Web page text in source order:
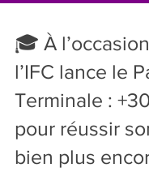
🎓 À l’occasion
l’IFC lance le
Terminale :
pour réussir